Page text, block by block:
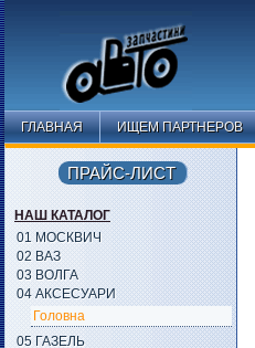
ГЛАВНАЯ ИЩЕМ ПАРТНЕРОВ
ПРАЙС-ЛИСТ
НАШ КАТАЛОГ
01 МОСКВИЧ
02 ВАЗ
03 ВОЛГА
04 АКСЕСУАРИ
Головна
05 ГАЗЕЛЬ